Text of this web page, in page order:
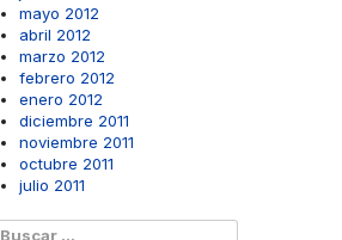
mayo 2012
abril 2012
marzo 2012
febrero 2012
enero 2012
diciembre 2011
noviembre 2011
octubre 2011
julio 2011
Buscar: